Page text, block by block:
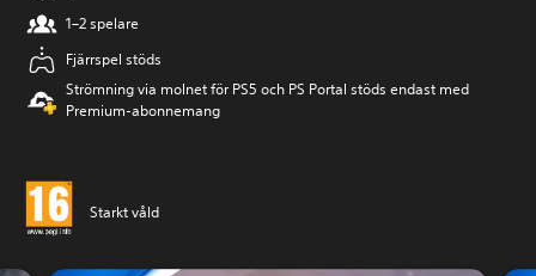
1–2 spelare
Fjärrspel stöds
Strömning via molnet för PS5 och PS Portal stöds endast med
Premium-abonnemang
Starkt våld